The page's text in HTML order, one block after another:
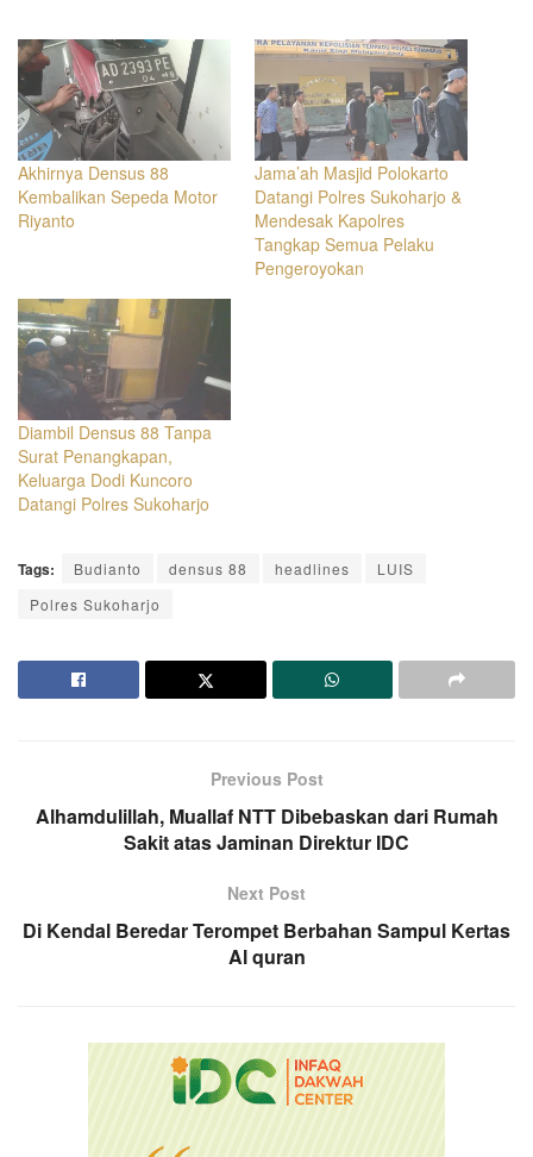
Akhirnya Densus 88
Kembalikan Sepeda Motor
Riyanto
Jama’ah Masjid Polokarto
Datangi Polres Sukoharjo &
Mendesak Kapolres
Tangkap Semua Pelaku
Pengeroyokan
Diambil Densus 88 Tanpa
Surat Penangkapan,
Keluarga Dodi Kuncoro
Datangi Polres Sukoharjo
Tags: Budianto densus 88 headlines
LUIS
Polres Sukoharjo
Previous Post
Alhamdulillah, Muallaf NTT Dibebaskan dari Rumah
Sakit atas Jaminan Direktur IDC
Next Post
Di Kendal Beredar Terompet Berbahan Sampul Kertas
Al quran